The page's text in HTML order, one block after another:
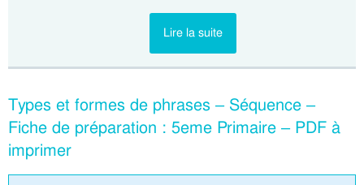
Lire la suite
Types et formes de phrases – Séquence –
Fiche de préparation : 5eme Primaire – PDF à
imprimer